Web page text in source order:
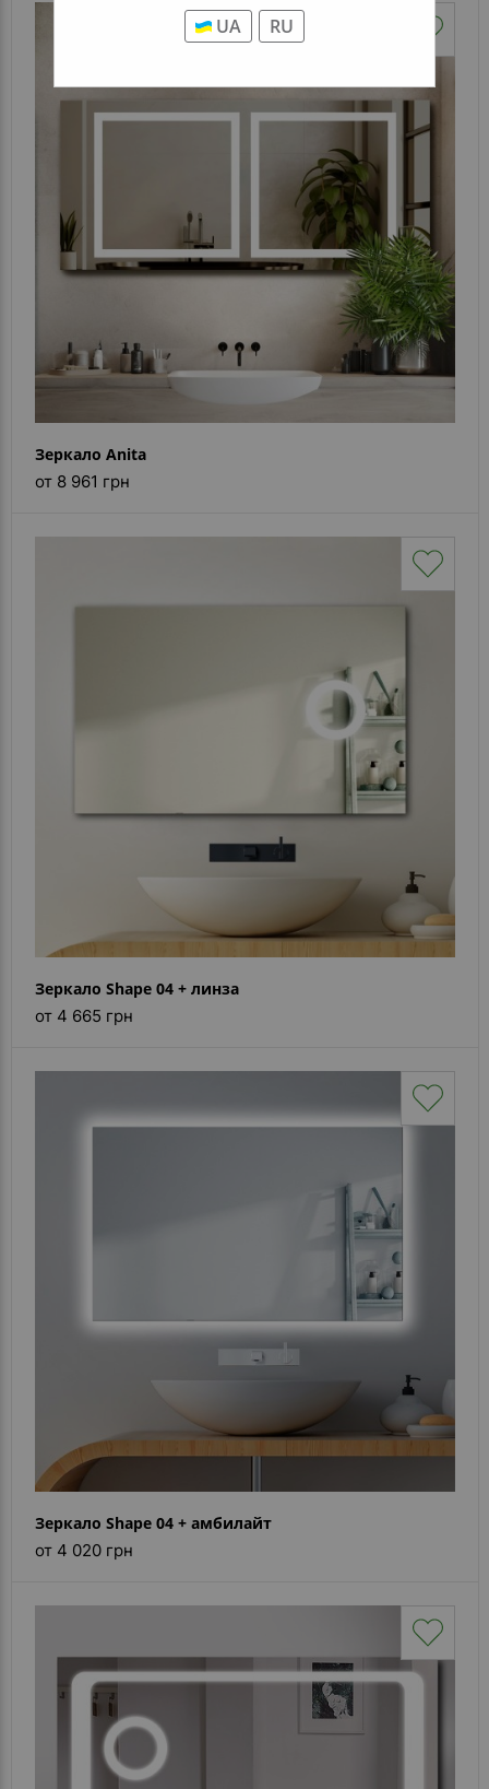
UA RU
Зеркало Anita
от 8 961 грн
Зеркало Shape 04 + линза
от 4 665 грн
Зеркало Shape 04 + амбилайт
от 4 020 грн